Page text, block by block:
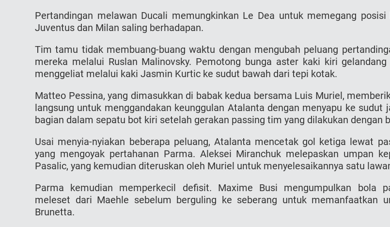
Pertandingan melawan Ducali memungkinkan Le Dea untuk memegang posisi
Juventus dan Milan saling berhadapan.
Tim tamu tidak membuang-buang waktu dengan mengubah peluang
mereka melalui Ruslan Malinovsky. Pemotong bunga aster kaki kiri
menggeliat melalui kaki Jasmin Kurtic ke sudut bawah dari tepi kotak.
Matteo Pessina, yang dimasukkan di babak kedua bersama Luis Muriel,
langsung untuk menggandakan keunggulan Atalanta dengan menyapu ke sudut
bagian dalam sepatu bot kiri setelah gerakan passing tim yang dilakukan dengan
Usai menyia-nyiakan beberapa peluang, Atalanta mencetak gol ketiga lewat
yang mengoyak pertahanan Parma. Aleksei Miranchuk melepaskan umpan
Pasalic, yang kemudian diteruskan oleh Muriel untuk menyelesaikannya satu
Parma kemudian memperkecil defisit. Maxime Busi mengumpulkan bola
meleset dari Maehle sebelum berguling ke seberang untuk memanfaatkan
Brunetta.